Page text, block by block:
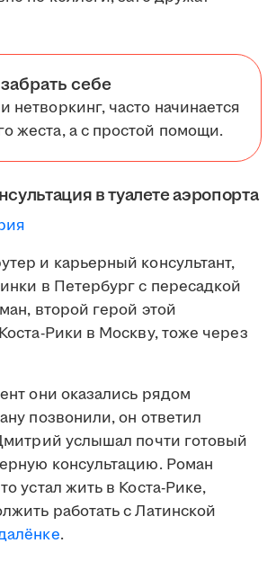
себе
нетворкинг, часто начинается
жеста, а с простой помощи.
в туалете аэропорта
и карьерный консультант,
в Петербург с пересадкой
второй герой этой
Рики в Москву, тоже через
они оказались рядом
позвонили, он ответил
услышал почти готовый
консультацию. Роман
устал жить в Коста-Рике,
работать с Латинской
.